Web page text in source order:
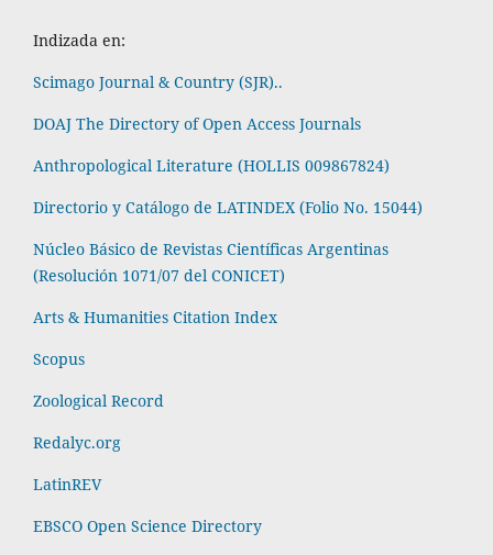
Indizada en:
Scimago Journal & Country (SJR)..
DOAJ The Directory of Open Access Journals
Anthropological Literature (HOLLIS 009867824)
Directorio y Catálogo de LATINDEX (Folio No. 15044)
Núcleo Básico de Revistas Científicas Argentinas
(Resolución 1071/07 del CONICET)
Arts & Humanities Citation Index
Scopus
Zoological Record
Redalyc.org
LatinREV
EBSCO Open Science Directory